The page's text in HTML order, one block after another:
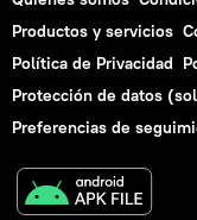
Productos y servicios
Política de Privacidad
Protección de datos
Preferencias de